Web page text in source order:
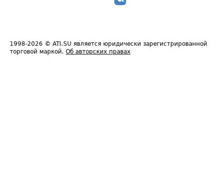
1998-2026 © ATI.SU является юридически зарегистрированной
торговой маркой. Об авторских правах